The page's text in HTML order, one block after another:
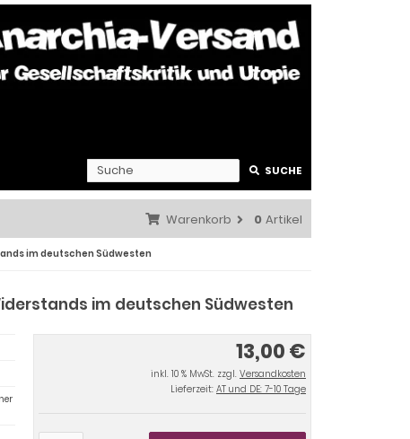
SUCHE
Warenkorb 0 Artikel
im deutschen Südwesten
im deutschen Südwesten
13,00 €
inkl. 10 % MwSt. zzgl. Versandkosten
Lieferzeit: AT und DE: 7-10 Tage